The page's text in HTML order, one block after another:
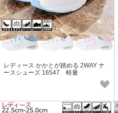
レディース かかとが踏める 2WAY ナ
ースシューズ 16547 軽量